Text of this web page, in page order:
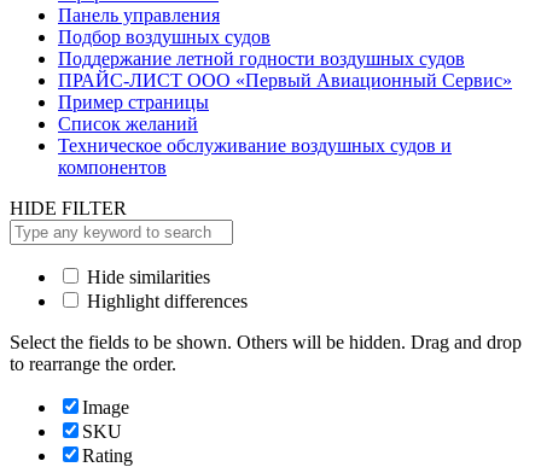
Панель управления
Подбор воздушных судов
Поддержание летной годности воздушных судов
ПРАЙС-ЛИСТ ООО «Первый Авиационный Сервис»
Пример страницы
Список желаний
Техническое обслуживание воздушных судов и
компонентов
HIDE FILTER
Hide similarities
Highlight differences
Select the fields to be shown. Others will be hidden. Drag and drop
to rearrange the order.
Image
SKU
Rating